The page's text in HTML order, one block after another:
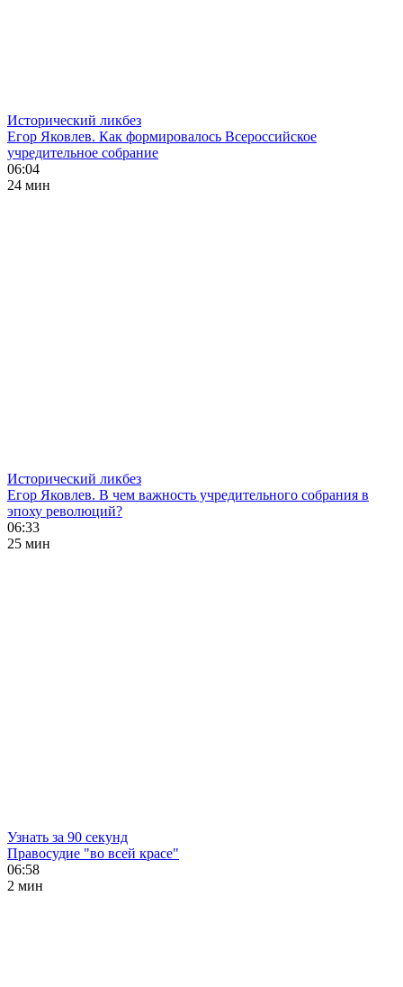
Исторический ликбез
Егор Яковлев. Как формировалось Всероссийское
учредительное собрание
06:04
24 мин
Исторический ликбез
Егор Яковлев. В чем важность учредительного собрания в
эпоху революций?
06:33
25 мин
Узнать за 90 секунд
Правосудие "во всей красе"
06:58
2 мин